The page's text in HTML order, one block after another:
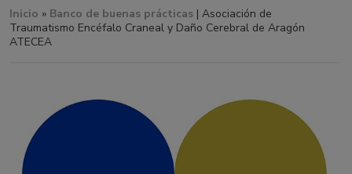
Inicio » Banco de buenas prácticas | Asociación de
Traumatismo Encéfalo Craneal y Daño Cerebral de Aragón
ATECEA